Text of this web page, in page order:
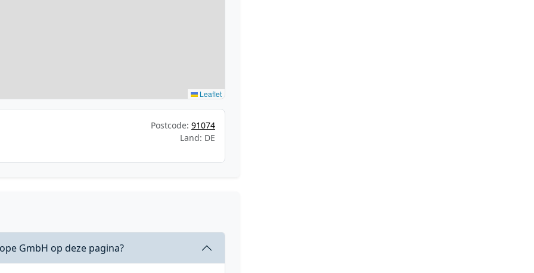
Leaflet
Postcode: 91074
Land: DE
GmbH op deze pagina?